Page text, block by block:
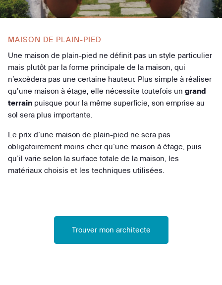
MAISON DE PLAIN-PIED
Une maison de plain-pied ne définit pas un style particulier
mais plutôt par la forme principale de la maison, qui
n’excèdera pas une certaine hauteur. Plus simple à réaliser
qu’une maison à étage, elle nécessite toutefois un grand
terrain puisque pour la même superficie, son emprise au
sol sera plus importante.
Le prix d’une maison de plain-pied ne sera pas
obligatoirement moins cher qu’une maison à étage, puis
qu’il varie selon la surface totale de la maison, les
matériaux choisis et les techniques utilisées.
Trouver mon architecte